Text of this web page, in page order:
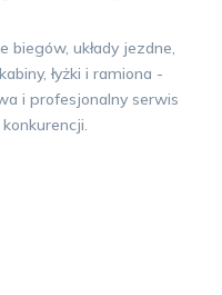
biegów, układy jezdne,
łyżki i ramiona -
i profesjonalny serwis